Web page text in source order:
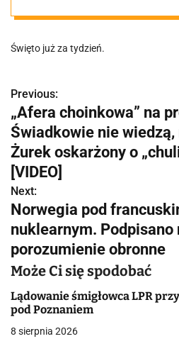
Nuncjusz
Apostolski
Święto już za tydzień.
N
a
w
i
g
a
c
j
a
w
Previous:
„Afera choinkowa” na
Świadkowie nie
Żurek oskarżony o
[VIDEO]
Next:
Norwegia pod
nuklearnym. Podpisano
porozumienie obronne
Może Ci się spodobać
Lądowanie śmigłowca LPR
pod Poznaniem
8 sierpnia 2026